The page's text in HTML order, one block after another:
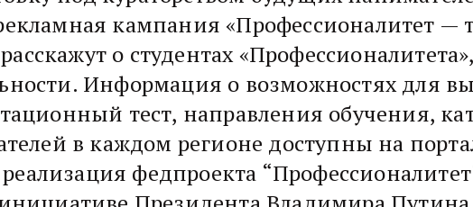
кампания «Профессионалитет —
о студентах
Информация о возможностях для
тест, направления обучения,
в каждом регионе доступны на
федпроекта